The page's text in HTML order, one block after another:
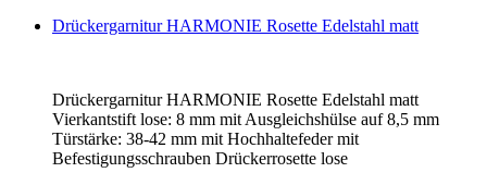
Drückergarnitur HARMONIE Rosette Edelstahl matt
Drückergarnitur HARMONIE Rosette Edelstahl matt
Vierkantstift lose: 8 mm mit Ausgleichshülse auf 8,5 mm
Türstärke: 38-42 mm mit Hochhaltefeder mit
Befestigungsschrauben Drückerrosette lose